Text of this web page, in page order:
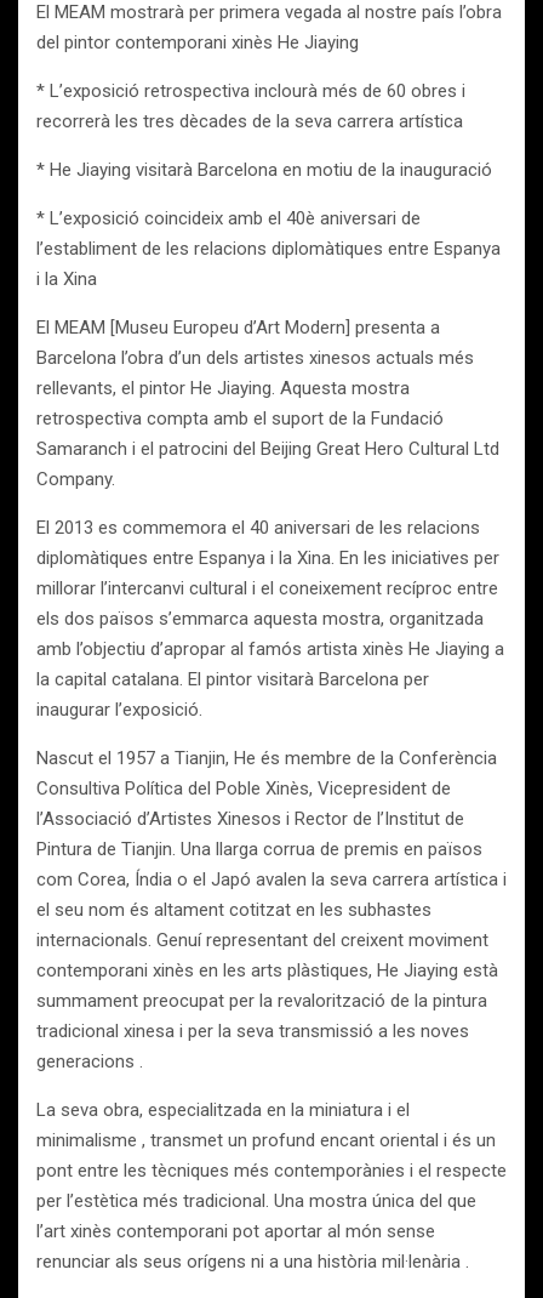
El MEAM mostrarà per primera vegada al nostre país l’obra
del pintor contemporani xinès He Jiaying
* L’exposició retrospectiva inclourà més de 60 obres i
recorrerà les tres dècades de la seva carrera artística
* He Jiaying visitarà Barcelona en motiu de la inauguració
* L’exposició coincideix amb el 40è aniversari de
l’establiment de les relacions diplomàtiques entre Espanya
i la Xina
El MEAM [Museu Europeu d’Art Modern] presenta a
Barcelona l’obra d’un dels artistes xinesos actuals més
rellevants, el pintor He Jiaying. Aquesta mostra
retrospectiva compta amb el suport de la Fundació
Samaranch i el patrocini del Beijing Great Hero Cultural Ltd
Company.
El 2013 es commemora el 40 aniversari de les relacions
diplomàtiques entre Espanya i la Xina. En les iniciatives per
millorar l’intercanvi cultural i el coneixement recíproc entre
els dos països s’emmarca aquesta mostra, organitzada
amb l’objectiu d’apropar al famós artista xinès He Jiaying a
la capital catalana. El pintor visitarà Barcelona per
inaugurar l’exposició.
Nascut el 1957 a Tianjin, He és membre de la Conferència
Consultiva Política del Poble Xinès, Vicepresident de
l’Associació d’Artistes Xinesos i Rector de l’Institut de
Pintura de Tianjin. Una llarga corrua de premis en països
com Corea, Índia o el Japó avalen la seva carrera artística i
el seu nom és altament cotitzat en les subhastes
internacionals. Genuí representant del creixent moviment
contemporani xinès en les arts plàstiques, He Jiaying està
summament preocupat per la revalorització de la pintura
tradicional xinesa i per la seva transmissió a les noves
generacions .
La seva obra, especialitzada en la miniatura i el
minimalisme , transmet un profund encant oriental i és un
pont entre les tècniques més contemporànies i el respecte
per l’estètica més tradicional. Una mostra única del que
l’art xinès contemporani pot aportar al món sense
renunciar als seus orígens ni a una història mil·lenària .